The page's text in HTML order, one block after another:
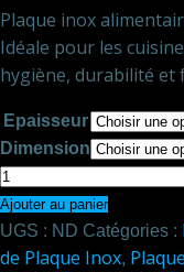
à
Plaque inox
Idéale pour les
hygiène, durabilité et
Epaisseur
Dimension
quantité
de
Plaque
inox
Ajouter au panier
UGS : ND Catégories :
de Plaque Inox,